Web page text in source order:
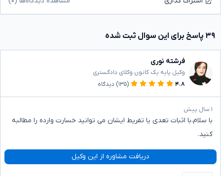
۳۹ پاسخ برای این سوال ثبت شده
فرشته نوری
وکیل پایه یک کانون وکلای دادگستری
۴.۸
(۱۳۵) دیدگاه
۱ سال پیش
با سلام،با اثبات تعدی یا تفریط ایشان می توانید خسارت وارده را مطالبه
کنید.
دریافت مشاوره از این وکیل